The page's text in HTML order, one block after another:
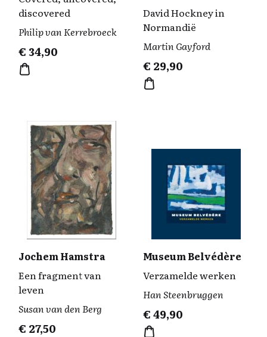
discovered
Philip van Kerrebroeck
€34,90
David Hockney in
Normandië
Martin Gayford
€ 29,90
Jochem Hamstra
Een fragment van
leven
Susan van den Berg
€ 27,50
Museum Belvédère
Verzamelde werken
Han Steenbruggen
€49,90